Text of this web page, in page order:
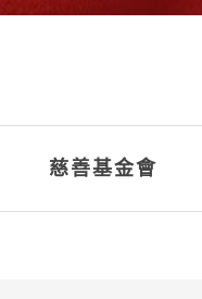
慈善基金會